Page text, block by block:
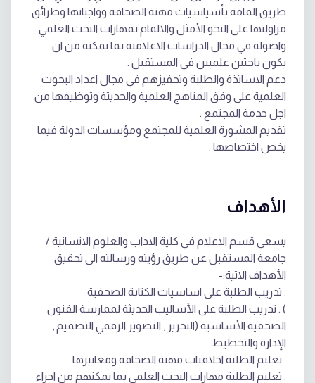
طريق المامة بأسياسيات مهنة الصحافة وواجباتها وطرائق
مزاولتها على النحو الأمثل والالمام بمهارات البحث العلمي
واصوله في مجال الدراسات الاعلامية بما يمكنه من ان
يكون باحثين علميين في المستقبل .
دعم الاساتذة والطلبة وتحفيزهم في مجال اعداد البحوث
العلمية على وفق المناهج العلمية والحديثة وتوظيفها من
اجل خدمة المجتمع .
تقديم المشورة العلمية للمجتمع ومؤسسات الدولة فيما
يخص اختصاصها .
الأهداف
يسعى قسم الاعلام في كلية الاداب والعلوم الانسانية /
جامعة المستقبل عن طريق رؤيته ورسالته الى تحقيق
الأهداف الاتية:-
. تدريب الطلبة على اساسيات الكتابة الصحفية
) . تدريب الطلبة على الأساليب الحديثة لممارسة الفنون
الصحفية الأساسية (التحرير , التصوير الرقمي التصميم ,
الإدارة والتخطيط
. تعليم الطلبة اخلاقيات مهنة الصحافة ومعاييرها
. تعليم الطلبة مهارات البحث العلمي بما يمكنهم من اجراء